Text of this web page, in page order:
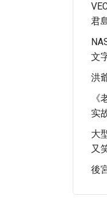
君
文
洪
实
大
又
後